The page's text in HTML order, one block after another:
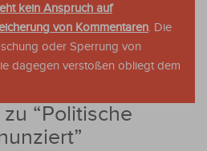
kein Anspruch auf
von Kommentaren. Die
oder Sperrung von
dagegen verstoßen obliegt dem
“Politische
”